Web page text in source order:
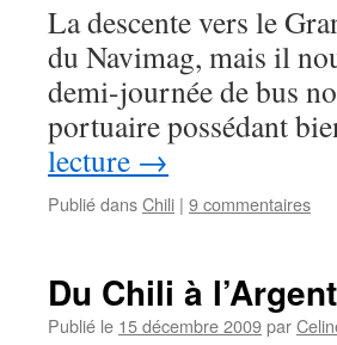
La descente vers le
du Navimag, mais il
demi-journée de bus
portuaire possédant
lecture →
Publié dansChili | 9 commentaires
Du Chili à
Publié le 15 décembre 2009par